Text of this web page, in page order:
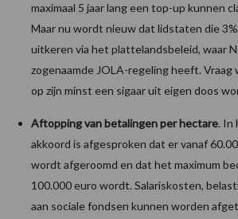
maximaal 5 jaar lang een top-up kunnen
Maar nu wordt nieuw dat lidstaten die
uitkeren via het plattelandsbeleid, waar
zogenaamde JOLA-regeling heeft.
op zijn minst een sigaar uit eigen doos
Aftopping van betalingen per hectare. In
akkoord is afgesproken dat er vanaf
wordt afgeroomd en dat het maximum
100.000 euro wordt. Salariskosten,
aan sociale fondsen kunnen worden